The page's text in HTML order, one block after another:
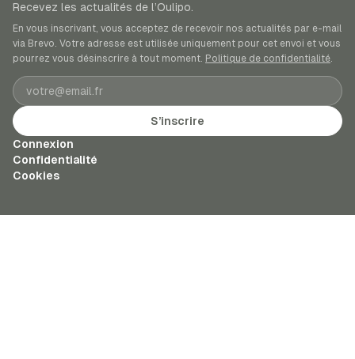
Recevez les actualités de l’Oulipo.
En vous inscrivant, vous acceptez de recevoir nos actualités par e-mail
via Brevo. Votre adresse est utilisée uniquement pour cet envoi et vous
pourrez vous désinscrire à tout moment. Politique de confidentialité.
Adresse e-mail
S’inscrire
Connexion
Confidentialité
Cookies